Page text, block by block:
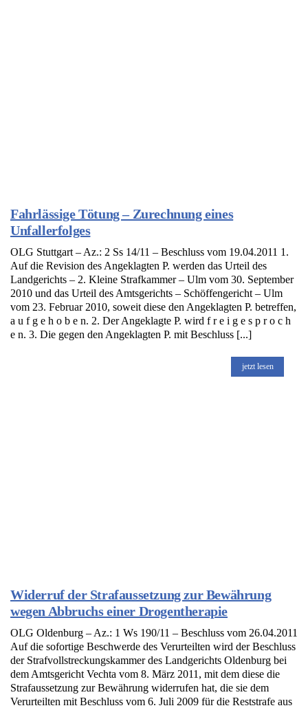
Fahrlässige Tötung – Zurechnung eines
Unfallerfolges
OLG Stuttgart – Az.: 2 Ss 14/11 – Beschluss vom 19.04.2011 1.
Auf die Revision des Angeklagten P. werden das Urteil des
Landgerichts – 2. Kleine Strafkammer – Ulm vom 30. September
2010 und das Urteil des Amtsgerichts – Schöffengericht – Ulm
vom 23. Februar 2010, soweit diese den Angeklagten P. betreffen,
a u f g e h o b e n. 2. Der Angeklagte P. wird f r e i g e s p r o c h
e n. 3. Die gegen den Angeklagten P. mit Beschluss [...]
jetzt lesen
Widerruf der Strafaussetzung zur Bewährung
wegen Abbruchs einer Drogentherapie
OLG Oldenburg – Az.: 1 Ws 190/11 – Beschluss vom 26.04.2011
Auf die sofortige Beschwerde des Verurteilten wird der Beschluss
der Strafvollstreckungskammer des Landgerichts Oldenburg bei
dem Amtsgericht Vechta vom 8. März 2011, mit dem diese die
Strafaussetzung zur Bewährung widerrufen hat, die sie dem
Verurteilten mit Beschluss vom 6. Juli 2009 für die Reststrafe aus